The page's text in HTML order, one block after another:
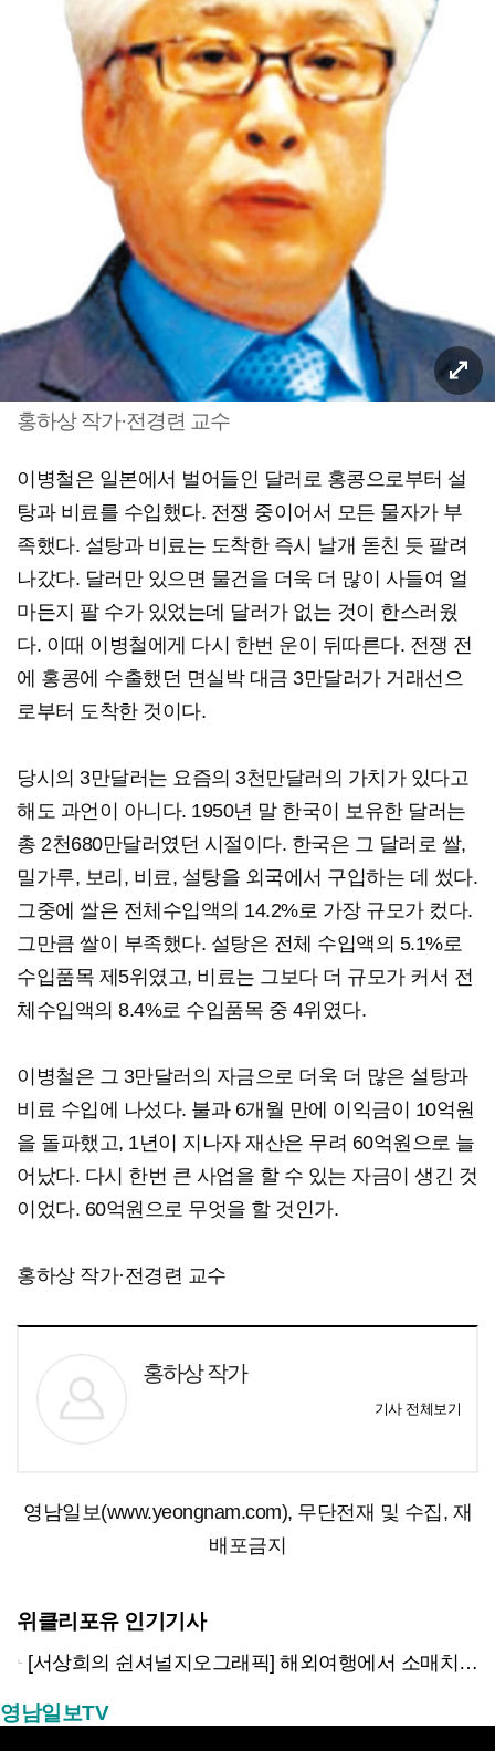
홍하상 작가·전경련 교수
이병철은 일본에서 벌어들인 달러로 홍콩으로부터 설
탕과 비료를 수입했다. 전쟁 중이어서 모든 물자가 부
족했다. 설탕과 비료는 도착한 즉시 날개 돋친 듯 팔려
나갔다. 달러만 있으면 물건을 더욱 더 많이 사들여 얼
마든지 팔 수가 있었는데 달러가 없는 것이 한스러웠
다. 이때 이병철에게 다시 한번 운이 뒤따른다. 전쟁 전
에 홍콩에 수출했던 면실박 대금 3만달러가 거래선으
로부터 도착한 것이다.
당시의 3만달러는 요즘의 3천만달러의 가치가 있다고
해도 과언이 아니다. 1950년 말 한국이 보유한 달러는
총 2천680만달러였던 시절이다. 한국은 그 달러로 쌀,
밀가루, 보리, 비료, 설탕을 외국에서 구입하는 데 썼다.
그중에 쌀은 전체수입액의 14.2%로 가장 규모가 컸다.
그만큼 쌀이 부족했다. 설탕은 전체 수입액의 5.1%로
수입품목 제5위였고, 비료는 그보다 더 규모가 커서 전
체수입액의 8.4%로 수입품목 중 4위였다.
이병철은 그 3만달러의 자금으로 더욱 더 많은 설탕과
비료 수입에 나섰다. 불과 6개월 만에 이익금이 10억원
을 돌파했고, 1년이 지나자 재산은 무려 60억원으로 늘
어났다. 다시 한번 큰 사업을 할 수 있는 자금이 생긴 것
이었다. 60억원으로 무엇을 할 것인가.
홍하상 작가·전경련 교수
홍하상 작가
기사 전체보기
영남일보(www.yeongnam.com), 무단전재 및 수집, 재
배포금지
위클리포유 인기기사
[서상희의 쉰셔널지오그래픽] 해외여행에서 소매치기 당하지 않는 다섯가지 방법
영남일보TV